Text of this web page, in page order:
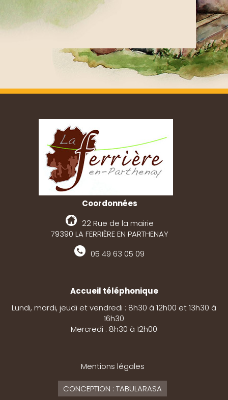
Coordonnées
22 Rue de la mairie
79390 LA FERRIÈRE EN PARTHENAY
05 49 63 05 09
Accueil téléphonique
Lundi, mardi, jeudi et vendredi : 8h30 à 12h00 et 13h30 à
16h30
Mercredi : 8h30 à 12h00
Mentions légales
CONCEPTION : TABULARASA